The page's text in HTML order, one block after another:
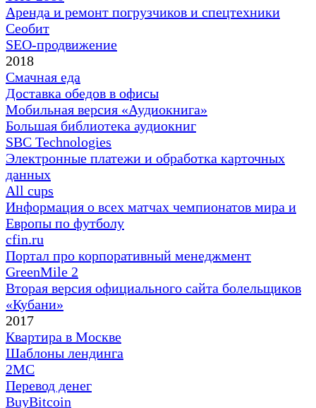
Аренда и ремонт погрузчиков и спецтехники
Сеобит
SEO-продвижение
2018
Смачная еда
Доставка обедов в офисы
Мобильная версия «Аудиокнига»
Большая библиотека аудиокниг
SBC Technologies
Электронные платежи и обработка карточных
данных
All cups
Информация о всех матчах чемпионатов мира и
Европы по футболу
cfin.ru
Портал про корпоративный менеджмент
GreenMile 2
Вторая версия официального сайта болельщиков
«Кубани»
2017
Квартира в Москве
Шаблоны лендинга
2MC
Перевод денег
BuyBitcoin